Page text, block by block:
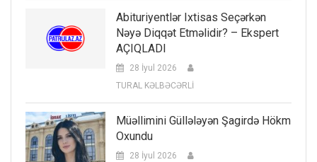
Abituriyentlər Ixtisas Seçərkən
Nəyə Diqqət Etməlidir? – Ekspert
AÇIQLADI
28 İyul 2026
TURAL KƏLBƏCƏRLİ
Müəllimini Güllələyən Şagirdə Hökm
Oxundu
28 İyul 2026